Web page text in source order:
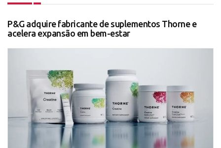
P&G adquire fabricante de suplementos Thorne e
acelera expansão em bem-estar